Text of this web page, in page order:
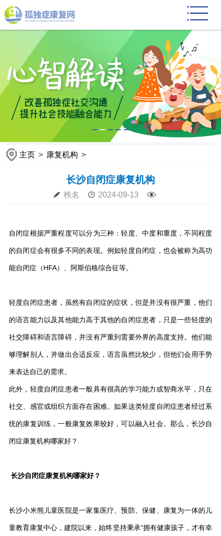
主页 > 康复机构 >
长沙自闭症康复机构
秩名 2024-09-13
自闭症根据严重程度可以分为三种：轻度、中度和重度，不同程度
的自闭症会有很多不同的表现。例如轻度自闭症，也会被称为高功
能自闭症（HFA）、阿斯伯格综合征等。
轻度自闭症患者，虽然有自闭症的症状，但是并没有很严重，他们
的语言能力以及其他能力高于其他的自闭症患者，只是一些轻度的
社交障碍和语言障碍，并没有严重到需要外界的高度支持。他们能
够理解别人，并做出合适反应，语言虽然比较少，但他们会用手势
来表达自己的需求。
此外，轻度自闭症患者一般具有很高的学习能力或智商水平，只在
社交、感官或组织方面存在困难。如果这类轻度自闭症患者经过系
统的康复训练，一般康复效果较好，可以融入社会。那么，长沙自
闭症康复机构哪家好？
长沙自闭症康复机构哪家好？
长沙小米熊儿童医院是一家集医疗、预防、保健、康复为一体的儿
童教育康复中心，建院以来，始终坚持秉承“拥有健康孩子，才有幸